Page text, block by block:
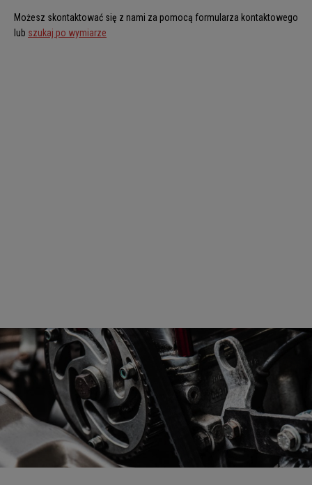
Możesz skontaktować się z nami za pomocą formularza kontaktowego
lub szukaj po wymiarze